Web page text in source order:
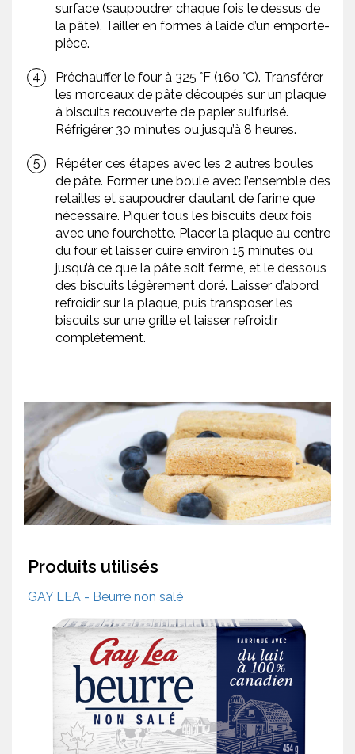
surface (saupoudrer chaque fois le dessus de
la pâte). Tailler en formes à l’aide d’un emporte-
pièce.
Préchauffer le four à 325 °F (160 °C). Transférer
les morceaux de pâte découpés sur un plaque
à biscuits recouverte de papier sulfurisé.
Réfrigérer 30 minutes ou jusqu’à 8 heures.
Répéter ces étapes avec les 2 autres boules
de pâte. Former une boule avec l’ensemble des
retailles et saupoudrer d’autant de farine que
nécessaire. Piquer tous les biscuits deux fois
avec une fourchette. Placer la plaque au centre
du four et laisser cuire environ 15 minutes ou
jusqu’à ce que la pâte soit ferme, et le dessous
des biscuits légèrement doré. Laisser d’abord
refroidir sur la plaque, puis transposer les
biscuits sur une grille et laisser refroidir
complètement.
Produits utilisés
GAY LEA - Beurre non salé